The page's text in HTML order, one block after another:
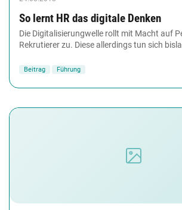
So lernt HR das ­digitale Denken
Die Digitalisierungwelle rollt mit Macht auf
Rekrutierer zu. Diese allerdings tun sich
Beitrag Führung